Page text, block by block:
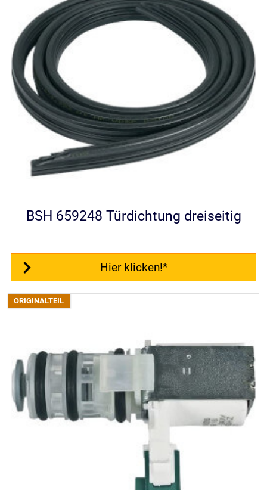
BSH 659248 Türdichtung dreiseitig
Hier klicken!*